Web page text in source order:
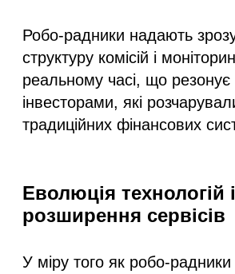
Робо-радники надають
структуру комісій і
реальному часі, що резонує
інвесторами, які
традиційних фінансових
Еволюція технологій і
розширення сервісів
У міру того як робо-радники